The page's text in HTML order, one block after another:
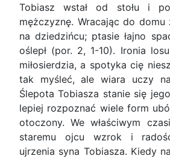
Tobiasz wstał od stołu i
mężczyznę. Wracając do domu
na dziedzińcu; ptasie łajno
oślepł (por. 2, 1-10). Ironia
miłosierdzia, a spotyka cię
tak myśleć, ale wiara uczy
Ślepota Tobiasza stanie się
lepiej rozpoznać wiele form
otoczony. We właściwym
staremu ojcu wzrok i
ujrzenia syna Tobiasza. Kiedy